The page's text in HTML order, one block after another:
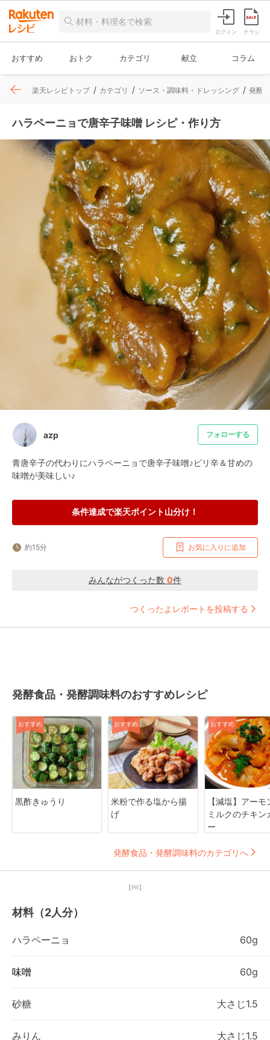
ログイン チラシ
おすすめ おトク カテゴリ 献立 コラム
楽天レシピトップ カテゴリ ソース・調味料・ドレッシング 発酵
ハラペーニョで唐辛子味噌 レシピ・作り方
azp フォローする
青唐辛子の代わりにハラペーニョで唐辛子味噌♪ピリ辛＆甘めの
味噌が美味しい♪
条件達成で楽天ポイント山分け！
約15分 お気に入りに追加
みんながつくった数 0件
つくったよレポートを投稿する
発酵食品・発酵調味料のおすすめレシピ
おすすめ
黒酢きゅうり
おすすめ
米粉で作る塩から揚
げ
おすすめ
【減塩】アーモ
ミルクのチキン
ー
発酵食品・発酵調味料のカテゴリへ
【PR】
材料（2人分）
ハラペーニョ 60g
味噌 60g
砂糖 大さじ1.5
みりん 大さじ1.5